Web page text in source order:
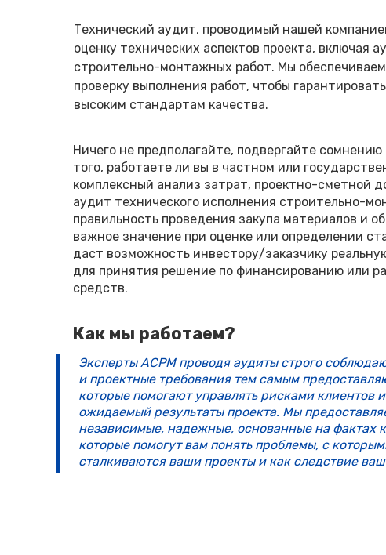
Ничего не предполагайте, подвергайте
того, работаете ли вы в частном или
комплексный анализ затрат, проектно-сметной
аудит технического исполнения строительно-
правильность проведения закупа материалов и
важное значение при оценке или определении
даст возможность инвестору/заказчику
для принятия решение по финансированию или
средств.
Эксперты ACPM проводя аудиты строго
и проектные требования тем самым
которые помогают управлять рисками клиентов
ожидаемый результаты проекта. Мы
независимые, надежные, основанные на фактах
которые помогут вам понять проблемы, с
сталкиваются ваши проекты и как следствие
Технический аудит, проводимый нашей
оценку технических аспектов проекта, включая
строительно-монтажных работ. Мы обеспечиваем
проверку выполнения работ, чтобы
высоким стандартам качества.
Как мы работаем?